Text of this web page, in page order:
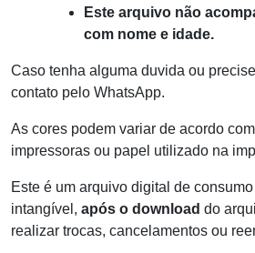
Este arquivo não
com nome e idade.
Caso tenha alguma duvida ou
contato pelo WhatsApp.
As cores podem variar de acordo
impressoras ou papel utilizado na
Este é um arquivo digital de
intangível, após o download do
realizar trocas, cancelamentos ou